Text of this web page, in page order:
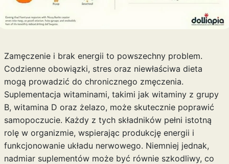
Zamęczenie i brak energii to powszechny problem.
Codzienne obowiązki, stres oraz niewłaściwa dieta
mogą prowadzić do chronicznego zmęczenia.
Suplementacja witaminami, takimi jak witaminy z grupy
B, witamina D oraz żelazo, może skutecznie poprawić
samopoczucie. Każdy z tych składników pełni istotną
rolę w organizmie, wspierając produkcję energii i
funkcjonowanie układu nerwowego. Niemniej jednak,
nadmiar suplementów może być równie szkodliwy, co